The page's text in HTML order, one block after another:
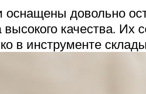
довольно
качества. Их
в инструменте